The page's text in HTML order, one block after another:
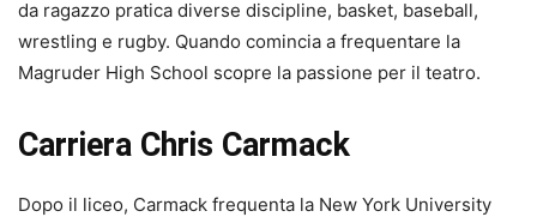
da ragazzo pratica diverse discipline, basket, baseball,
wrestling e rugby. Quando comincia a frequentare la
Magruder High School scopre la passione per il teatro.
Carriera Chris Carmack
Dopo il liceo, Carmack frequenta la New York University